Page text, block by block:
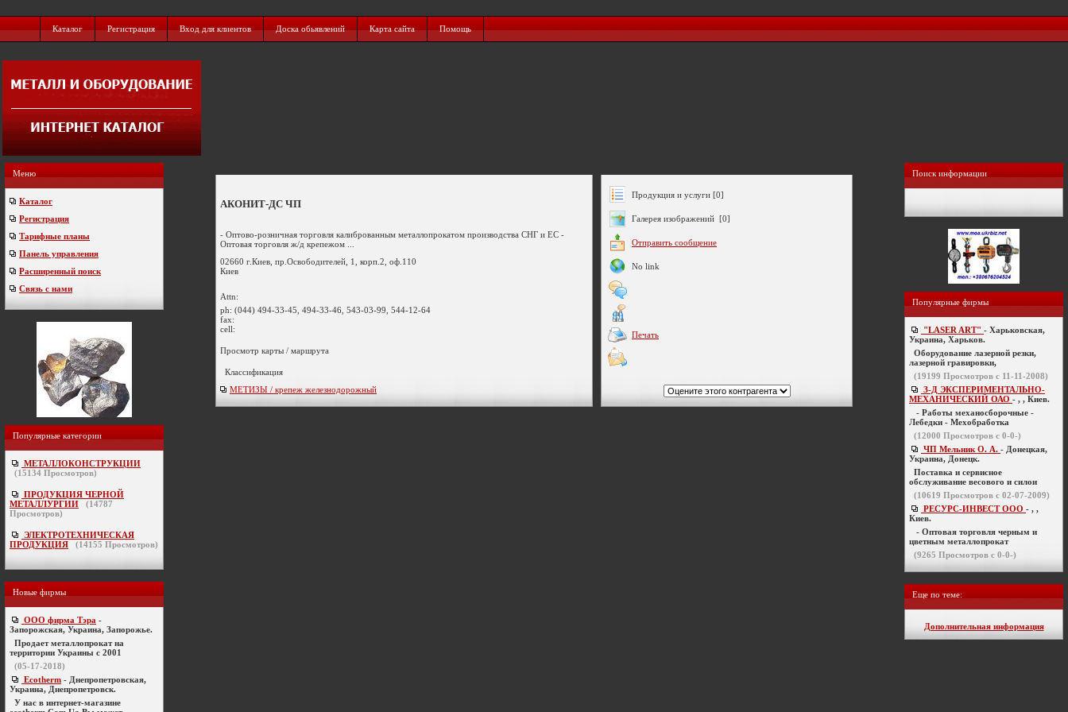
Каталог Регистрация Вход для клиентов Доска обьявлений Карта сайта Помощь
Меню
Каталог
Регистрация
Тарифные планы
Панель управления
Расширенный поиск
Связь с нами
Популярные категории
МЕТАЛЛОКОНСТРУКЦИИ
(15134 Просмотров)
ПРОДУКЦИЯ ЧЕРНОЙ
МЕТАЛЛУРГИИ
(14787
Просмотров)
ЭЛЕКТРОТЕХНИЧЕСКАЯ
ПРОДУКЦИЯ
(14155 Просмотров)
Новые фирмы
ООО фирма Тэра -
Запорожская, Украина, Запорожье.
Продает металлопрокат на
территории Украины с 2001
(05-17-2018)
Ecotherm - Днепропетровская,
Украина, Днепропетровск.
У нас в интернет-магазине
АКОНИТ-ДС ЧП
- Оптово-розничная торговля калиброванным металлопрокатом производства СНГ и ЕС -
Оптовая торговля ж/д крепежом ...
02660 г.Киев, пр.Освободителей, 1, корп.2, оф.110
Киев
Attn:
ph: (044) 494-33-45, 494-33-46, 543-03-99, 544-12-64
fax:
cell:
Просмотр карты / маршрута
Классификация
МЕТИЗЫ / крепеж железнодорожный
Продукция и услуги [0]
Галерея изображений [0]
Отправить сообщение
No link
Печать
Поиск информации
Популярные фирмы
"LASER ART" - Харьковская,
Украина, Харьков.
Оборудование лазерной резки,
лазерной гравировки,
(19199 Просмотров с 11-11-2008)
З-Д ЭКСПЕРИМЕНТАЛЬНО-
МЕХАНИЧЕСКИЙ ОАО - , , Киев.
- Работы механосборочные -
Лебедки - Мехобработка
(12000 Просмотров с 0-0-)
ЧП Мельник О. А. - Донецкая,
Украина, Донецк.
Поставка и сервисное
обслуживание весового и силои
(10619 Просмотров с 02-07-2009)
РЕСУРС-ИНВЕСТ ООО - , ,
Киев.
- Оптовая торговля черным и
цветным металлопрокат
(9265 Просмотров с 0-0-)
Еще по теме:
Дополнительная информация